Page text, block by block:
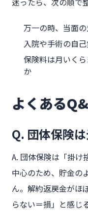
万一の時、当面
入院や手術の自
保険料は月いく
か
よくある
Q. 団体保険
A. 団体保険は「掛け
中心のため、貯金の
ん。解約返戻金がほ
らない＝損」と感じ